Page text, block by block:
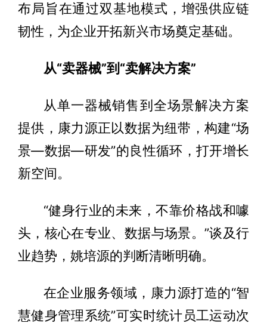
布局旨在通过双基地模式，增强供应链
韧性，为企业开拓新兴市场奠定基础。
从“卖器械”到“卖解决方案”
从单一器械销售到全场景解决方案
提供，康力源正以数据为纽带，构建“场
景—数据—研发”的良性循环，打开增长
新空间。
“健身行业的未来，不靠价格战和噱
头，核心在专业、数据与场景。”谈及行
业趋势，姚培源的判断清晰明确。
在企业服务领域，康力源打造的“智
慧健身管理系统”可实时统计员工运动次